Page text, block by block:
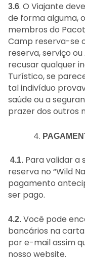
3.6. O Viajante
de forma alguma,
membros do
Camp reserva-se
reserva, serviço
recusar qualquer
Turístico, se
tal indivíduo
saúde ou a
prazer dos outros
4.1. Para validar a
reserva no “Wild
pagamento
ser pago.
4.2. Você pode
bancários na
por e-mail assim
nosso website.